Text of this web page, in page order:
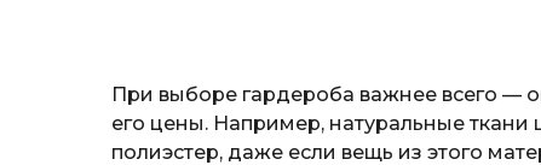
При выборе гардероба важнее всего —
его цены. Например, натуральные ткани
полиэстер, даже если вещь из этого